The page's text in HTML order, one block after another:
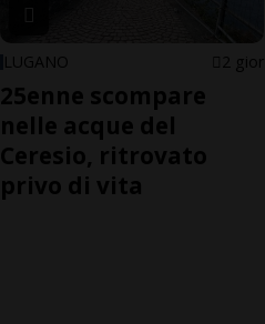
LUGANO 2 gior
25enne scompare
nelle acque del
Ceresio, ritrovato
privo di vita